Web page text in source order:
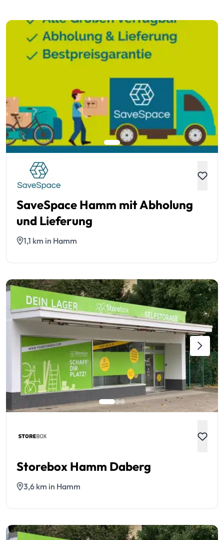
SaveSpace Hamm mit Abholung
und Lieferung
1,1 km in Hamm
Storebox Hamm Daberg
3,6 km in Hamm